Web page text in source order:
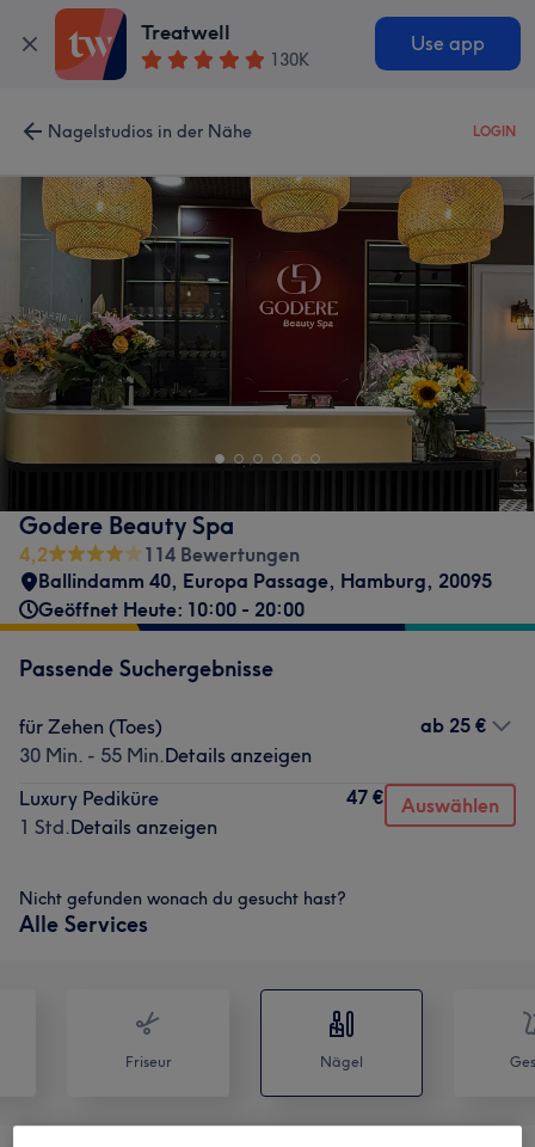
Treatwell
130K
Use app
Nagelstudios in der Nähe LOGIN
Godere Beauty Spa
4,2
114 Bewertungen
Ballindamm 40, Europa Passage, Hamburg, 20095
Geöffnet Heute: 10:00 - 20:00
Passende Suchergebnisse
für Zehen (Toes)
30 Min. - 55 Min.Details anzeigen
ab 25 €
Luxury Pediküre
1 Std.Details anzeigen
47 € Auswählen
Nicht gefunden wonach du gesucht hast?
Alle Services
Friseur Nägel